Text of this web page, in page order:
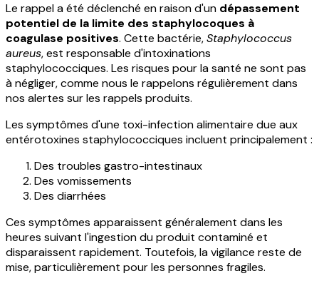
Le rappel a été déclenché en raison d'un dépassement
potentiel de la limite des staphylocoques à
coagulase positives. Cette bactérie,Staphylococcus
aureus, est responsable d'intoxinations
staphylococciques. Les risques pour la santé ne sont pas
à négliger, comme nous le rappelons régulièrement dans
nos alertes sur les rappels produits.
Les symptômes d'une toxi-infection alimentaire due aux
entérotoxines staphylococciques incluent principalement :
Des troubles gastro-intestinaux
Des vomissements
Des diarrhées
Ces symptômes apparaissent généralement dans les
heures suivant l'ingestion du produit contaminé et
disparaissent rapidement. Toutefois, la vigilance reste de
mise, particulièrement pour les personnes fragiles.